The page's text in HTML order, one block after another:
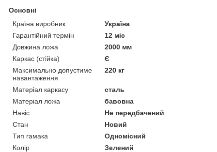
Основні
Країна виробник
Україна
Гарантійний термін
12 міс
Довжина ложа
2000 мм
Каркас (стійка)
Є
Максимально допустиме
навантаження
220 кг
Матеріал каркасу
сталь
Матеріал ложа
бавовна
Навіс
Не передбачений
Стан
Новий
Тип гамака
Одномісний
Колір
Зелений